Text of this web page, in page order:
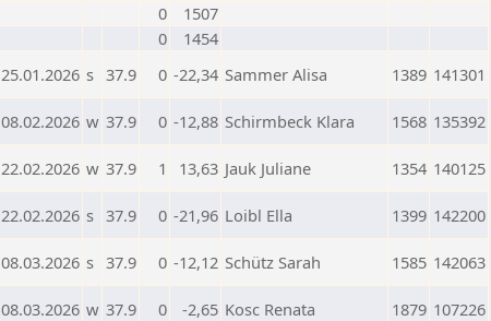
0
1507
0
1454
25.01.2026 s 37.9 0 -22,34 Sammer Alisa 1389 141301
08.02.2026 w 37.9 0 -12,88 Schirmbeck Klara 1568 135392
22.02.2026 w 37.9 1 13,63 Jauk Juliane 1354 140125
22.02.2026 s 37.9 0 -21,96 Loibl Ella 1399 142200
08.03.2026 s 37.9 0 -12,12 Schütz Sarah 1585 142063
08.03.2026 w 37.9 0 -2,65 Kosc Renata 1879 107226